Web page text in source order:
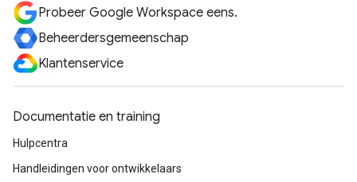
Probeer Google Workspace eens.
Beheerdersgemeenschap
Klantenservice
Documentatie en training
Hulpcentra
Handleidingen voor ontwikkelaars